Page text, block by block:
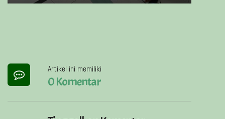
Artikel ini memiliki
0 Komentar